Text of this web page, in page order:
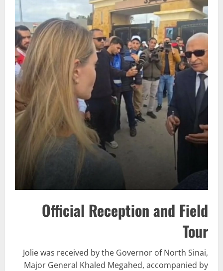
Official Reception and Field
Tour
Jolie was received by the Governor of North Sinai,
Major General Khaled Megahed, accompanied by